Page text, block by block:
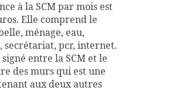
à la SCM par mois est
Elle comprend le
ménage, eau,
secrétariat, pcr, internet.
entre la SCM et le
des murs qui est une
aux deux autres